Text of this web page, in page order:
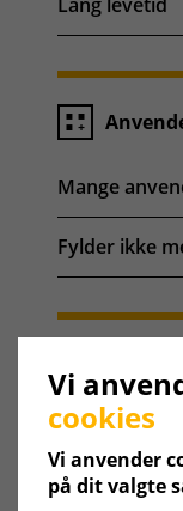
Mange
Fylder ikke
Weishaupt
Weishaupt
Vi
cookies
Vi anvender
på dit valgte